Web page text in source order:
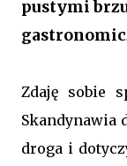
pustymi
Zdaję sobie
Skandynawia
droga i